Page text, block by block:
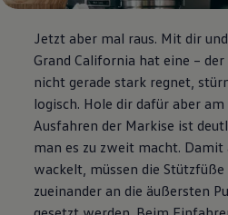
Jetzt aber mal raus. Mit dir
Grand California hat eine – der
nicht gerade stark regnet,
logisch. Hole dir dafür aber
Ausfahren der Markise ist
man es zu zweit macht. Damit
wackelt, müssen die
zueinander an die äußersten